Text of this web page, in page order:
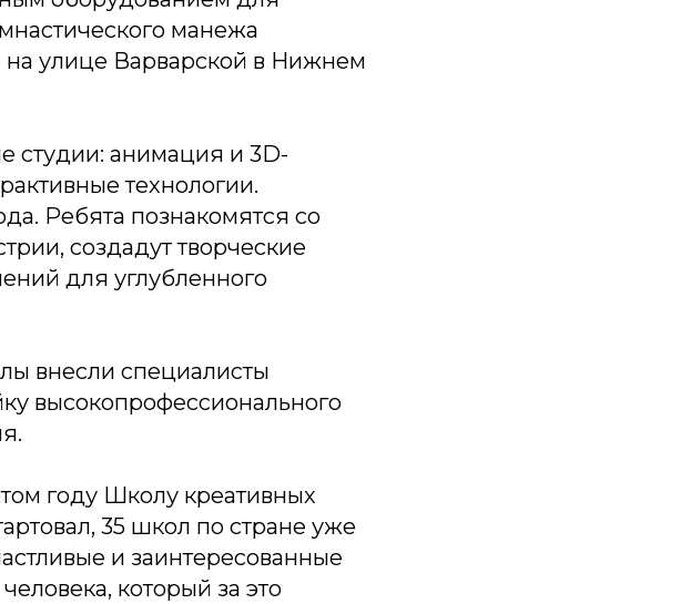
манежа
на улице Варварской в Нижнем
студии: анимация и 3D-
технологии.
Ребята познакомятся со
создадут творческие
для углубленного
внесли специалисты
высокопрофессионального
году Школу креативных
35 школ по стране уже
и заинтересованные
который за это